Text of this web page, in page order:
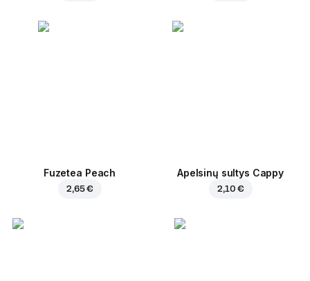
Fuzetea Peach
2,65 €
Apelsinų sultys Cappy
2,10 €